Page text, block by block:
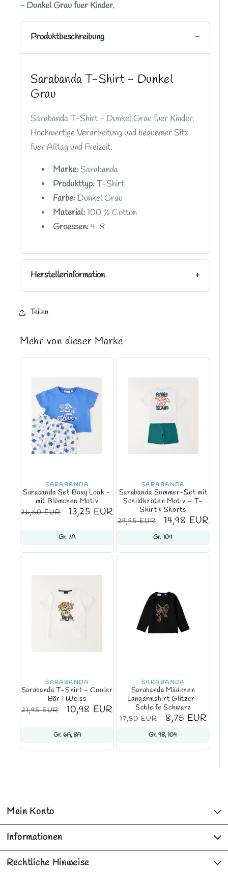
- Dunkel Grau fuer Kinder.
Produktbeschreibung
Sarabanda T-Shirt - Dunkel
Grau
Sarabanda T-Shirt - Dunkel Grau fuer Kinder.
Hochwertige Verarbeitung und bequemer Sitz
fuer Alltag und Freizeit.
Marke:Sarabanda
Produkttyp:T-Shirt
Farbe: Dunkel Grau
Material:100 % Cotton
Groessen:4-8
Herstellerinformation
Teilen
Mehr von dieser Marke
SARABANDA
Sarabanda Set Boxy Look -
mit Blümchen Motiv
Normaler
26,50 EUR Verkaufspreis
13,25 EUR
Gr. 7A
SARABANDA
Sarabanda Sommer-Set mit
Schildkröten Motiv – T-
Shirt & Shorts
Normaler
29,95 EUR Verkaufspreis
14,98 EUR
Gr. 104
SARABANDA
Sarabanda T-Shirt - Cooler
Bär | Weiss
Normaler
21,95 EUR Verkaufspreis
10,98 EUR
Gr. 6A, 8A
SARABANDA
Sarabanda Mädchen
Langarmshirt Glitzer-
Schleife Schwarz
Normaler
17,50 EUR Verkaufspreis
8,75 EUR
Gr. 98, 104
Mein Konto
Informationen
Rechtliche Hinweise